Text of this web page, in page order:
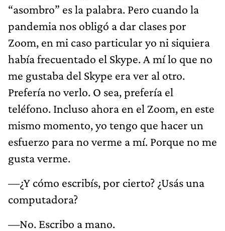
“asombro” es la palabra. Pero cuando la
pandemia nos obligó a dar clases por
Zoom, en mi caso particular yo ni siquiera
había frecuentado el Skype. A mí lo que no
me gustaba del Skype era ver al otro.
Prefería no verlo. O sea, prefería el
teléfono. Incluso ahora en el Zoom, en este
mismo momento, yo tengo que hacer un
esfuerzo para no verme a mí. Porque no me
gusta verme.
—¿Y cómo escribís, por cierto? ¿Usás una
computadora?
—No. Escribo a mano.